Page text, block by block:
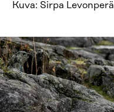
Kuva: Sirpa Levonperä